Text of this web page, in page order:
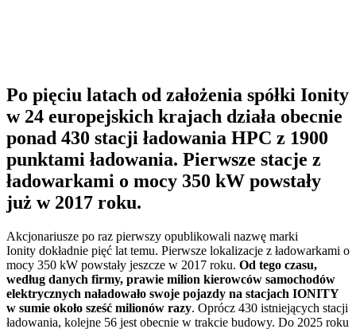
Po pięciu latach od założenia spółki Ionity
w 24 europejskich krajach działa obecnie
ponad 430 stacji ładowania HPC z 1900
punktami ładowania. Pierwsze stacje z
ładowarkami o mocy 350 kW powstały
już w 2017 roku.
Akcjonariusze po raz pierwszy opublikowali nazwę marki
Ionity dokładnie pięć lat temu. Pierwsze lokalizacje z ładowarkami o
mocy 350 kW powstały jeszcze w 2017 roku. Od tego czasu,
według danych firmy, prawie milion kierowców samochodów
elektrycznych naładowało swoje pojazdy na stacjach IONITY
w sumie około sześć milionów razy. Oprócz 430 istniejących stacji
ładowania, kolejne 56 jest obecnie w trakcie budowy. Do 2025 roku